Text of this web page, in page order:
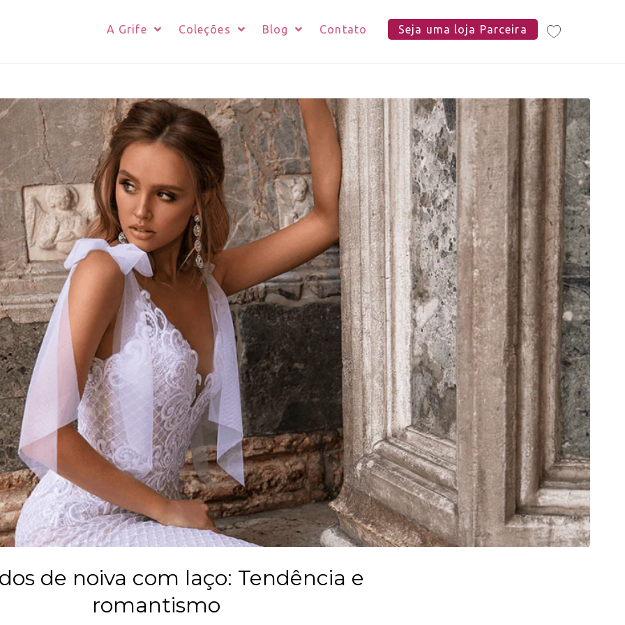
A Grife Coleções Blog Contato Seja uma loja Parceira
de noiva com laço: Tendência e
romantismo